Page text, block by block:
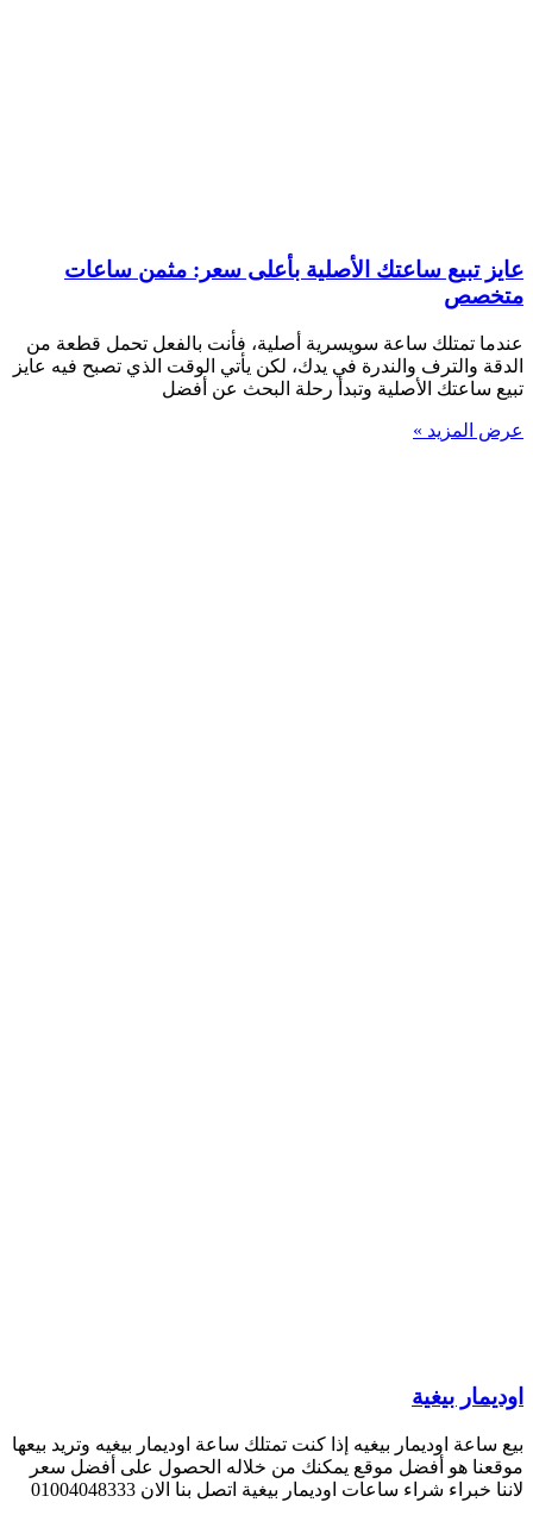
عايز تبيع ساعتك الأصلية بأعلى سعر: مثمن ساعات
متخصص
عندما تمتلك ساعة سويسرية أصلية، فأنت بالفعل تحمل قطعة من
الدقة والترف والندرة في يدك، لكن يأتي الوقت الذي تصبح فيه عايز
تبيع ساعتك الأصلية وتبدأ رحلة البحث عن أفضل
عرض المزيد »
اوديمار بيغية
بيع ساعة اوديمار بيغيه إذا كنت تمتلك ساعة اوديمار بيغيه وتريد بيعها
موقعنا هو أفضل موقع يمكنك من خلاله الحصول على أفضل سعر
لاننا خبراء شراء ساعات اوديمار بيغية اتصل بنا الان 01004048333